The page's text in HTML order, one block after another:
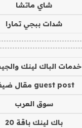
شاي ماتشا
شدات ببجي تمارا
خدمات الباك لينك
guest post مقال ضيف
سوق العرب
باك لينك باقة 20